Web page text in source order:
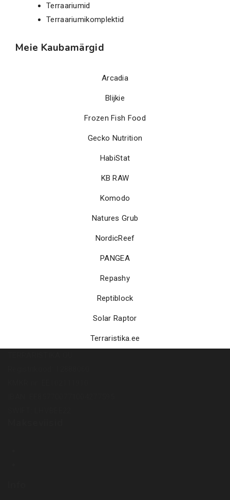
Terraariumid
Terraariumikomplektid
Meie Kaubamärgid
Arcadia
Blijkie
Frozen Fish Food
Gecko Nutrition
HabiStat
KB RAW
Komodo
Natures Grub
NordicReef
PANGEA
Repashy
Reptiblock
Solar Raptor
Terraristika.ee